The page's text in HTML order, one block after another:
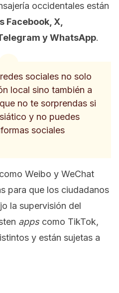
occidentales están
Facebook, X,
y WhatsApp.
sociales no solo
local sino también a
no te sorprendas si
y no puedes
sociales
Weibo y WeChat
para que los ciudadanos
la supervisión del
apps como TikTok,
y están sujetas a